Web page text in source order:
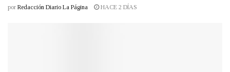
por Redacción Diario La Página HACE 2 DÍAS